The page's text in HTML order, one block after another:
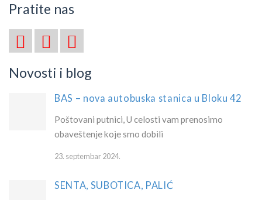
Pratite nas
Novosti i blog
BAS – nova autobuska stanica u Bloku 42
Poštovani putnici, U celosti vam prenosimo
obaveštenje koje smo dobili
23. septembar 2024.
SENTA, SUBOTICA, PALIĆ